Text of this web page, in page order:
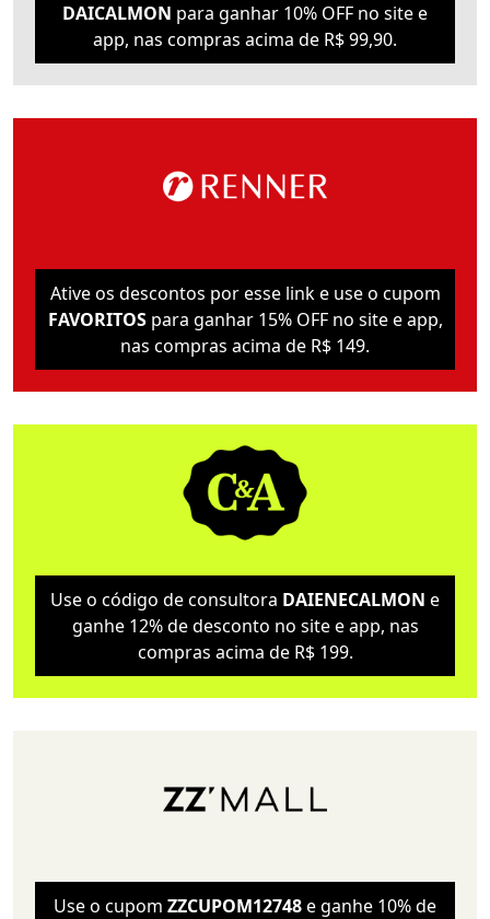
DAICALMON para ganhar 10% OFF no site e
app, nas compras acima de R$ 99,90.
Ative os descontos por esse link e use o cupom
FAVORITOSpara ganhar 15% OFF no site e app,
nas compras acima de R$ 149.
Use o código de consultora DAIENECALMON e
ganhe 12% de desconto no site e app, nas
compras acima de R$ 199.
Use o cupom ZZCUPOM12748e ganhe 10% de